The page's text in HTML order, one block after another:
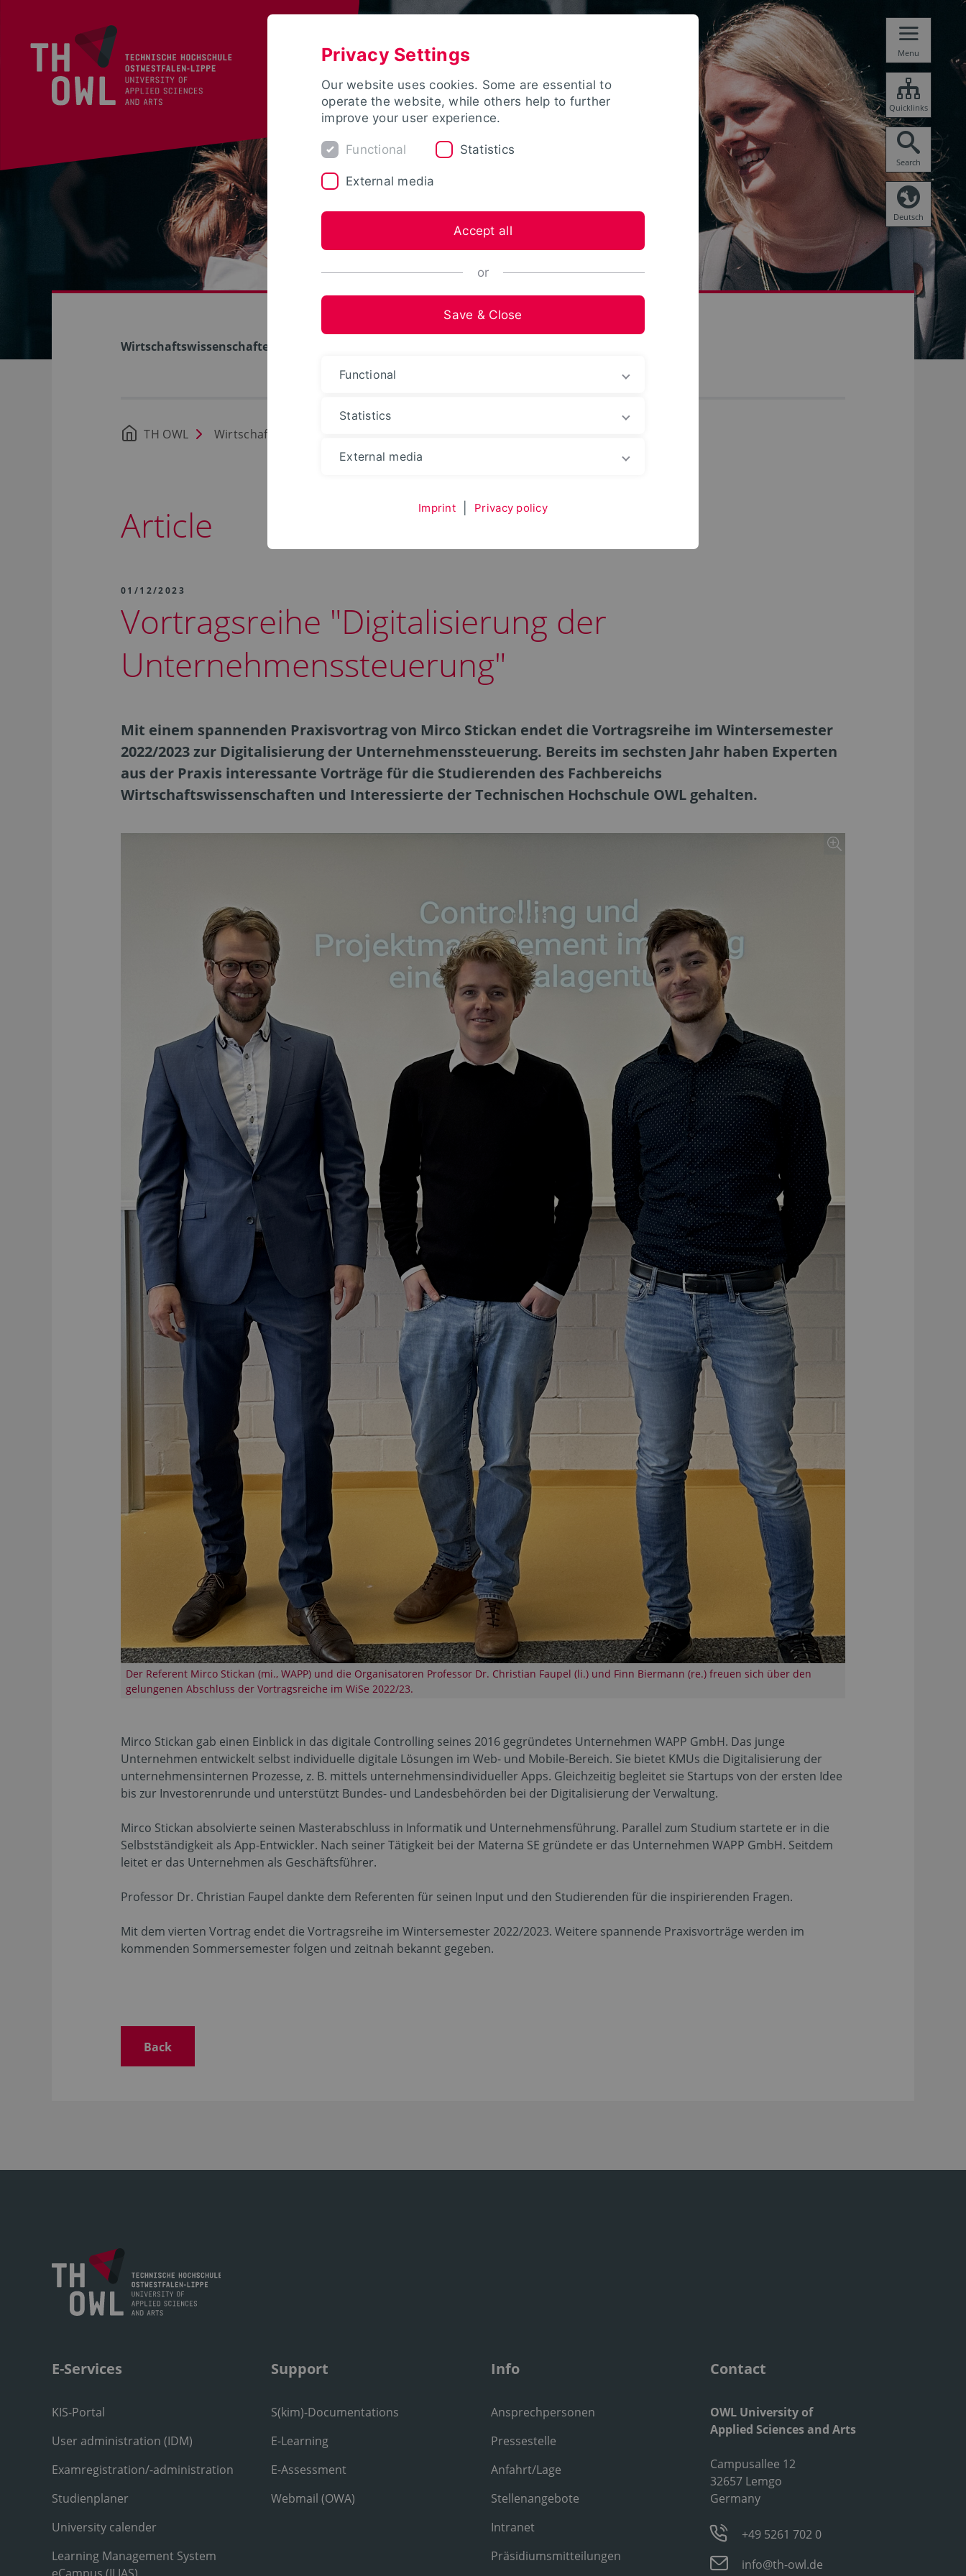
Menu
Quicklinks
Search
Deutsch
Wirtschaftswissenschaften
TH OWL Wirtschaftswissenschaften
Article
01/12/2023
Vortragsreihe "Digitalisierung der
Unternehmenssteuerung"
Mit einem spannenden Praxisvortrag von Mirco Stickan endet die Vortragsreihe im Wintersemester
2022/2023 zur Digitalisierung der Unternehmenssteuerung. Bereits im sechsten Jahr haben Experten
aus der Praxis interessante Vorträge für die Studierenden des Fachbereichs
Wirtschaftswissenschaften und Interessierte der Technischen Hochschule OWL gehalten.
Der Referent Mirco Stickan (mi., WAPP) und die Organisatoren Professor Dr. Christian Faupel (li.) und Finn Biermann (re.) freuen sich über den
gelungenen Abschluss der Vortragsreiche im WiSe 2022/23.
Mirco Stickan gab einen Einblick in das digitale Controlling seines 2016 gegründetes Unternehmen WAPP GmbH. Das junge
Unternehmen entwickelt selbst individuelle digitale Lösungen im Web- und Mobile-Bereich. Sie bietet KMUs die Digitalisierung der
unternehmensinternen Prozesse, z. B. mittels unternehmensindividueller Apps. Gleichzeitig begleitet sie Startups von der ersten Idee
bis zur Investorenrunde und unterstützt Bundes- und Landesbehörden bei der Digitalisierung der Verwaltung.
Mirco Stickan absolvierte seinen Masterabschluss in Informatik und Unternehmensführung. Parallel zum Studium startete er in die
Selbstständigkeit als App-Entwickler. Nach seiner Tätigkeit bei der Materna SE gründete er das Unternehmen WAPP GmbH. Seitdem
leitet er das Unternehmen als Geschäftsführer.
Professor Dr. Christian Faupel dankte dem Referenten für seinen Input und den Studierenden für die inspirierenden Fragen.
Mit dem vierten Vortrag endet die Vortragsreihe im Wintersemester 2022/2023. Weitere spannende Praxisvorträge werden im
kommenden Sommersemester folgen und zeitnah bekannt gegeben.
Back
E-Services
KIS-Portal
User administration (IDM)
Examregistration/-administration
Studienplaner
University calender
Learning Management System
Support
S(kim)-Documentations
E-Learning
E-Assessment
Webmail (OWA)
Info
Ansprechpersonen
Pressestelle
Anfahrt/Lage
Stellenangebote
Intranet
Präsidiumsmitteilungen
Contact
OWL University of
Applied Sciences and Arts
Campusallee 12
32657 Lemgo
Germany
+49 5261 702 0
info@th-owl.de
Privacy Settings
Our website uses cookies. Some are essential to
operate the website, while others help to further
improve your user experience.
Functional Statistics
External media
Accept all
or
Save & Close
Functional
Statistics
External media
Imprint Privacy policy